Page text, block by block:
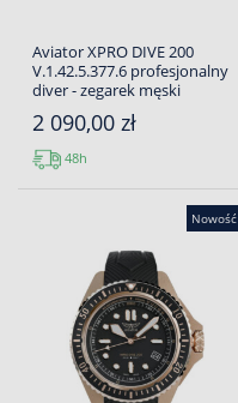
Aviator XPRO DIVE 200
V.1.42.5.377.6 profesjonalny
diver - zegarek męski
2 090,00 zł
48h
Nowość